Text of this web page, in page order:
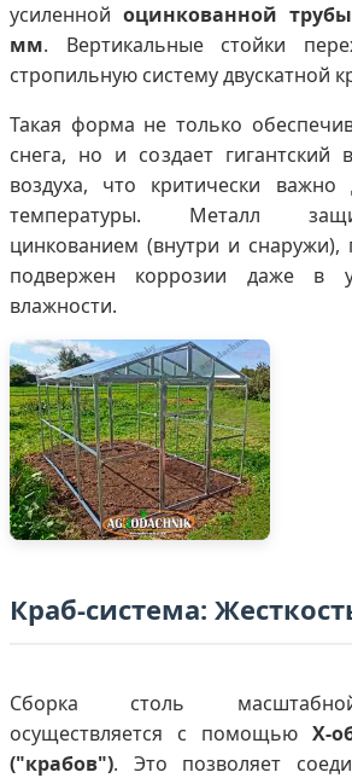
усиленной оцинкованной
мм. Вертикальные стойки
стропильную систему двускатной
Такая форма не только
снега, но и создает гигантский
воздуха, что критически важно
температуры. Металл
цинкованием (внутри и снаружи),
подвержен коррозии даже в
влажности.
Краб-система:
Сборка столь
осуществляется с помощью Х-
("крабов"). Это позволяет